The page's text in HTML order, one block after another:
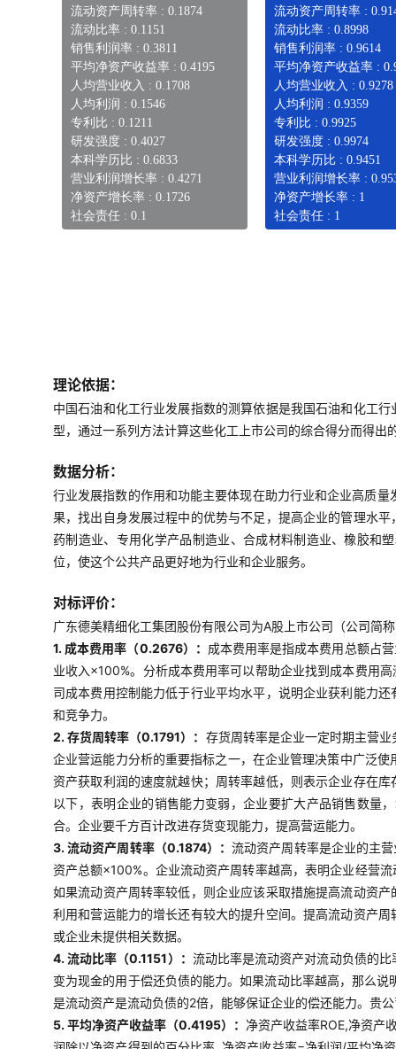
流动资产周转率 : 0.1874
流动比率 : 0.1151
销售利润率 : 0.3811
平均净资产收益率 : 0.4195
人均营业收入 : 0.1708
人均利润 : 0.1546
专利比 : 0.1211
研发强度 : 0.4027
本科学历比 : 0.6833
营业利润增长率 : 0.4271
净资产增长率 : 0.1726
社会责任 : 0.1
流动资产周转率 :
流动比率 : 0.8998
销售利润率 : 0.9614
平均净资产收益率 :
人均营业收入 : 0.9278
人均利润 : 0.9359
专利比 : 0.9925
研发强度 : 0.9974
本科学历比 : 0.9451
营业利润增长率 :
净资产增长率 : 1
社会责任 : 1
理论依据：
中国石油和化工行业发展指数的测算依据是我国石油和化工
型，通过一系列方法计算这些化工上市公司的综合得分而得
数据分析：
行业发展指数的作用和功能主要体现在助力行业和企业高质
果，找出自身发展过程中的优势与不足，提高企业的管理水
药制造业、专用化学产品制造业、合成材料制造业、橡胶和
位，使这个公共产品更好地为行业和企业服务。
对标评价：
广东德美精细化工集团股份有限公司为A股上市公司（公司
1. 成本费用率（0.2676）： 成本费用率是指成本费用总额占
业收入×100%。分析成本费用率可以帮助企业找到成本费用
司成本费用控制能力低于行业平均水平，说明企业获利能力
和竞争力。
2. 存货周转率（0.1791）： 存货周转率是企业一定时期主营
企业营运能力分析的重要指标之一，在企业管理决策中广泛
资产获取利润的速度就越快；周转率越低，则表示企业存在
以下，表明企业的销售能力变弱，企业要扩大产品销售数量
合。企业要千方百计改进存货变现能力，提高营运能力。
3. 流动资产周转率（0.1874）：流动资产周转率是企业的主
资产总额×100%。企业流动资产周转率越高，表明企业经营
如果流动资产周转率较低，则企业应该采取措施提高流动资
利用和营运能力的增长还有较大的提升空间。提高流动资产
或企业未提供相关数据。
4. 流动比率（0.1151）： 流动比率是流动资产对流动负债的
变为现金的用于偿还负债的能力。如果流动比率越高，那么
是流动资产是流动负债的2倍，能够保证企业的偿还能力。贵
5. 平均净资产收益率（0.4195）： 净资产收益率ROE,净资产